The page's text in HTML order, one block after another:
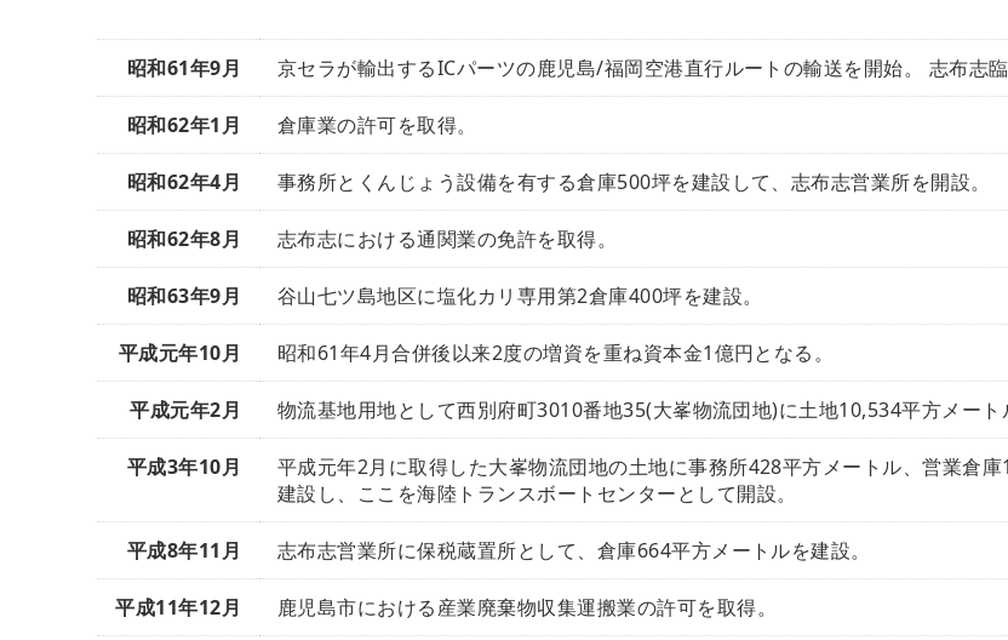
昭和61年9月 京セラが輸出するICパーツの鹿児島/福岡空港直行ルートの輸送を開始。 志布志
昭和62年1月 倉庫業の許可を取得。
昭和62年4月 事務所とくんじょう設備を有する倉庫500坪を建設して、志布志営業所を開設。
昭和62年8月 志布志における通関業の免許を取得。
昭和63年9月 谷山七ツ島地区に塩化カリ専用第2倉庫400坪を建設。
平成元年10月 昭和61年4月合併後以来2度の増資を重ね資本金1億円となる。
平成元年2月 物流基地用地として西別府町3010番地35(大峯物流団地)に土地10,534平方メート
平成3年10月
平成元年2月に取得した大峯物流団地の土地に事務所428平方メートル、営業倉
建設し、ここを海陸トランスボートセンターとして開設。
平成8年11月 志布志営業所に保税蔵置所として、倉庫664平方メートルを建設。
平成11年12月 鹿児島市における産業廃棄物収集運搬業の許可を取得。